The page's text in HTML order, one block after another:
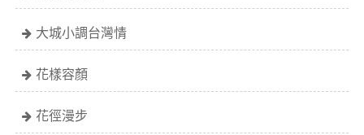
大城小調台灣情
花樣容顏
花徑漫步